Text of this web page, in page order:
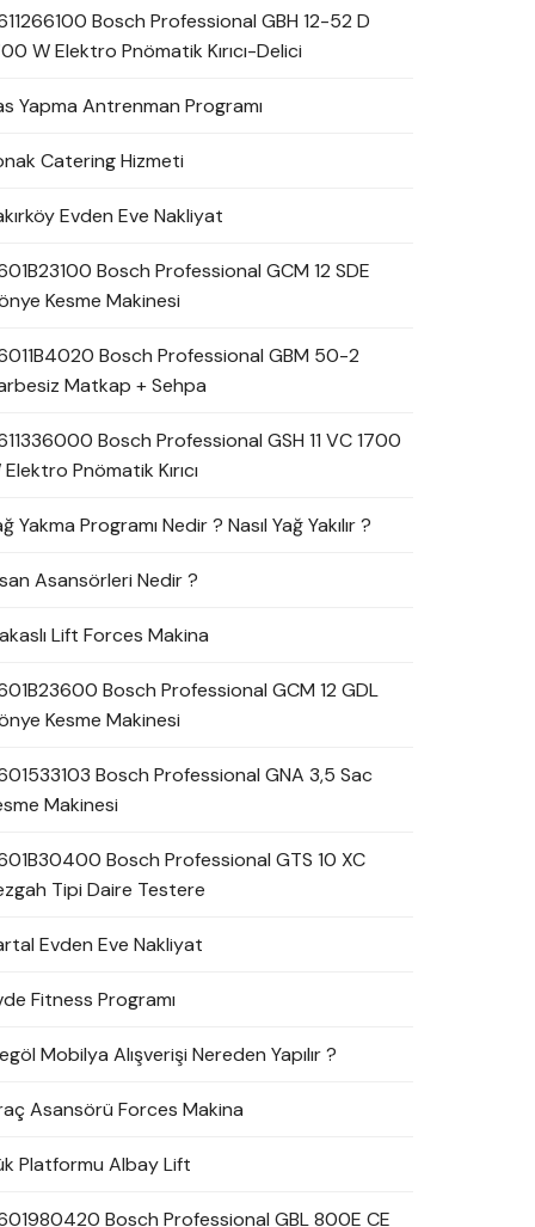
Bosch Professional GBH 12-52 D
W Elektro Pnömatik Kırıcı-Delici
Yapma Antrenman Programı
Catering Hizmeti
Evden Eve Nakliyat
Bosch Professional GCM 12 SDE
Kesme Makinesi
Bosch Professional GBM 50-2
Matkap + Sehpa
Bosch Professional GSH 11 VC 1700
Elektro Pnömatik Kırıcı
Yakma Programı Nedir ? Nasıl Yağ Yakılır ?
Asansörleri Nedir ?
Lift Forces Makina
Bosch Professional GCM 12 GDL
Kesme Makinesi
Bosch Professional GNA 3,5 Sac
Makinesi
Bosch Professional GTS 10 XC
Tipi Daire Testere
Evden Eve Nakliyat
Fitness Programı
Mobilya Alışverişi Nereden Yapılır ?
Asansörü Forces Makina
Platformu Albay Lift
Bosch Professional GBL 800E CE